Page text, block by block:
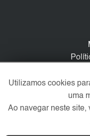
Utilizamos cookies
uma
Ao navegar neste site,